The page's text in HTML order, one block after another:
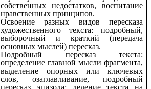
собственных недостатков, воспитание
нравственных принципов.
Освоение разных видов пересказа
художественного текста: подробный,
выборочный и краткий (передача
основных мыслей) пересказ.
Подробный пересказ текста:
определение главной мысли фрагмента,
выделение опорных или ключевых
слов, озаглавливание, подробный